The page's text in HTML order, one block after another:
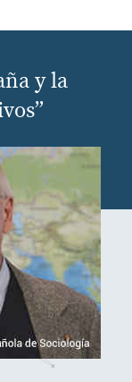
y la